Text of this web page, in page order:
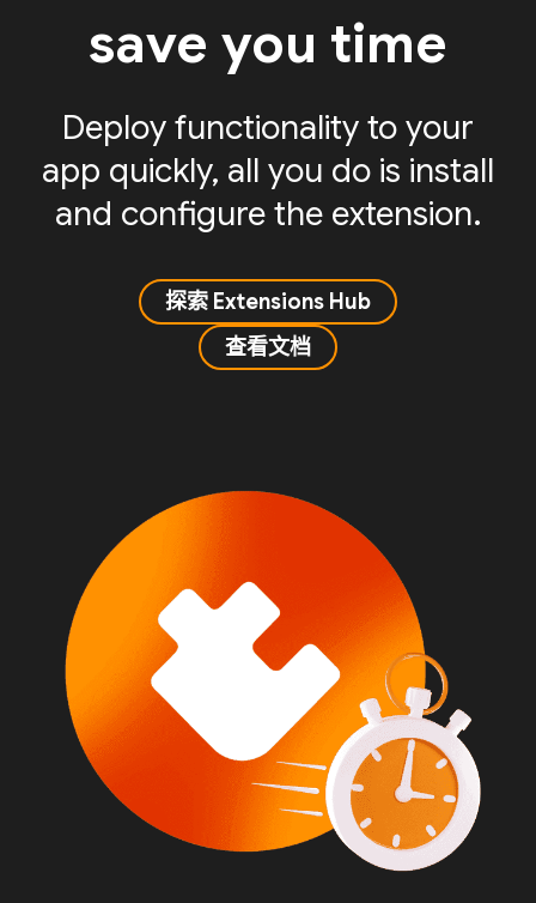
save you time
Deploy functionality to your
app quickly, all you do is install
and configure the extension.
探索 Extensions Hub
查看文档